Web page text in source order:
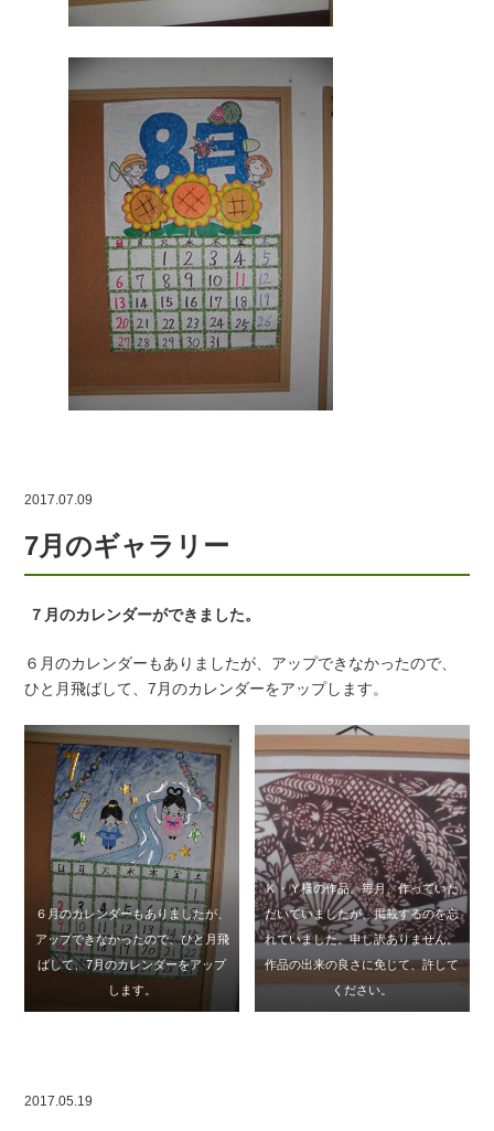
2017.07.09
7月のギャラリー
７月のカレンダーができました。
６月のカレンダーもありましたが、アップできなかったので、
ひと月飛ばして、7月のカレンダーをアップします。
６月のカレンダーもありましたが、
アップできなかったので、ひと月飛
ばして、7月のカレンダーをアップ
します。
Ｋ・Ｙ様の作品。毎月、作っていた
だいていましたが、掲載するのを忘
れていました。申し訳ありません。
作品の出来の良さに免じて、許して
ください。
2017.05.19